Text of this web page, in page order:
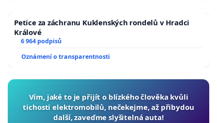
Petice za záchranu Kuklenských rondelů v Hradci
Králové
6 964 podpisů
Oznámení o transparentnosti
Vím, jaké to je přijít o blízkého člověka kvůli
tichosti elektromobilů, nečekejme, až přibydou
další, zaveďme slyšitelná auta!